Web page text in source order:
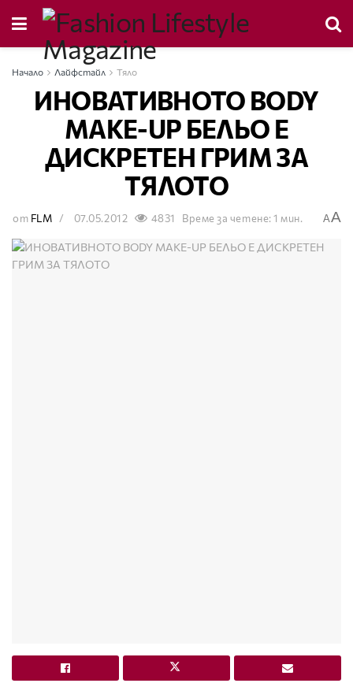
Начало Лайфстайл Тяло
ИНОВАТИВНОТО BODY
MAKE-UP БЕЛЬО Е
ДИСКРЕТЕН ГРИМ ЗА
ТЯЛОТО
от FLM 07.05.2012 4831 Време за четене: 1 мин. AA